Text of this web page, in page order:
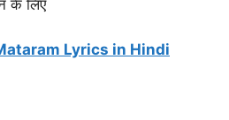
के लिए
Lyrics in Hindi